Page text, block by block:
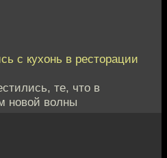
с кухонь в ресторации
те, что в
новой волны